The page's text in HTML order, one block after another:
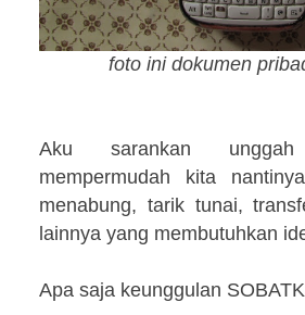
foto ini dokumen
Aku sarankan
mempermudah kita
menabung, tarik tunai,
lainnya yang membutuhkan
Apa saja keunggulan